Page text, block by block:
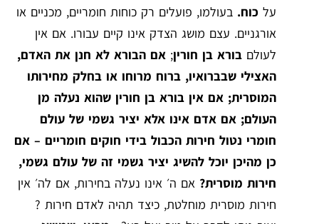
על כוח. בעולמו, פועלים רק כוחות חומריים, מכניים או
אורגניים. עצם מושג הצדק אינו קיים עבורו. אם אין
לעולם בורא בן חורין; אם הבורא לא חנן את האדם,
האצילי שבברואיו, ברוח מרוחו או בחלק מחירותו
המוסרית; אם אין בורא בן חורין שהוא נעלה מן
העולם; אם אדם אינו אלא יציר גשמי של עולם
חומרי נטול חירות הכבול בידי חוקים חומריים – אם
כן מהיכן יוכל להשיג יציר גשמי זה של עולם גשמי,
חירות מוסרית? אם ה׳ אינו נעלה בחירות, אם לה׳ אין
חירות מוסרית מוחלטת, כיצד תהיה לאדם חירות ?